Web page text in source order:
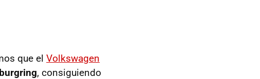
que el Volkswagen
, consiguiendo